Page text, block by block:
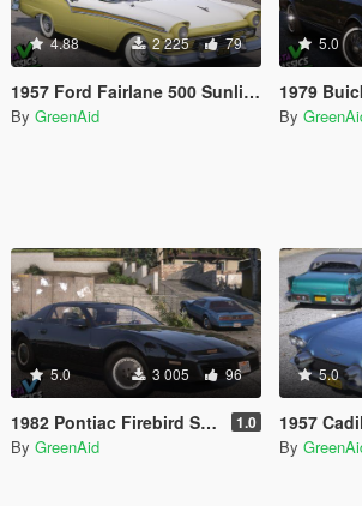
4.88 2 225 79
1957 Ford Fairlane 500 Sunliner [Add-On | LODs | VehFuncsV]
By GreenAid
5.0
1979 Buick Riviera
By
5.0 3 005 96
1982 Pontiac Firebird S/E [Add-On | LODs | VehFuncsV] 1.0
By GreenAid
5.0
1957 Cadillac Eldorado Brougham
By